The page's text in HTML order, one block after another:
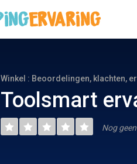
Winkel : Beoordelingen, klachten,
Toolsmart
Nog